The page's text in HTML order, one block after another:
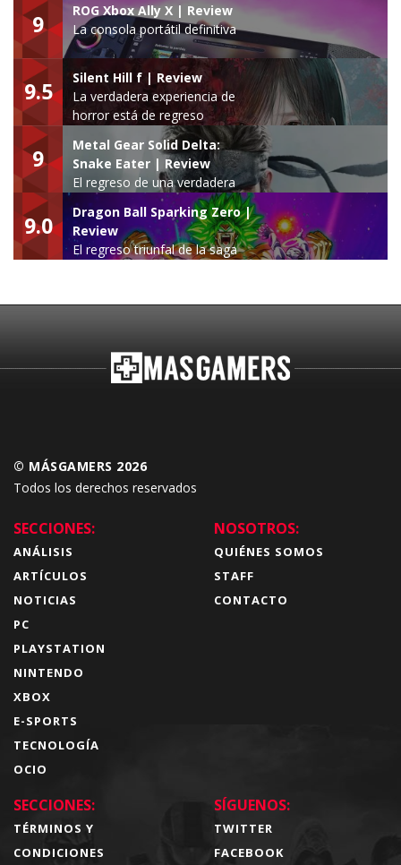
9
ROG Xbox Ally X | Review
La consola portátil definitiva
9.5
Silent Hill f | Review
La verdadera experiencia de
horror está de regreso
9
Metal Gear Solid Delta:
Snake Eater | Review
El regreso de una verdadera
leyenda
9.0
Dragon Ball Sparking Zero |
Review
El regreso triunfal de la saga
© MÁSGAMERS 2026
Todos los derechos reservados
SECCIONES:
ANÁLISIS
ARTÍCULOS
NOTICIAS
PC
PLAYSTATION
NINTENDO
XBOX
E-SPORTS
TECNOLOGÍA
OCIO
NOSOTROS:
QUIÉNES SOMOS
STAFF
CONTACTO
SECCIONES:
TÉRMINOS Y
CONDICIONES
SÍGUENOS:
TWITTER
FACEBOOK